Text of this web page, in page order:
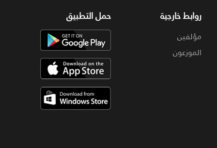
روابط خارجية
مؤلفين
الموزعون
حمل التطبيق